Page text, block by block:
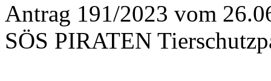
Antrag 191/2023 vom
SÖS PIRATEN